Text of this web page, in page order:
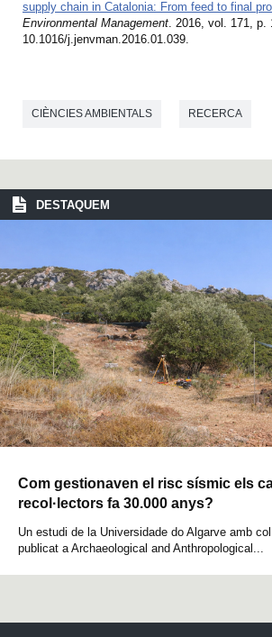
supply chain in Catalonia: From feed to final
Environmental Management. 2016, vol. 171, p.
10.1016/j.jenvman.2016.01.039.
CIÈNCIES AMBIENTALS RECERCA
DESTAQUEM
Com gestionaven el risc sísmic els
recol·lectors fa 30.000 anys?
Un estudi de la Universidade do Algarve amb
publicat a Archaeological and Anthropological...